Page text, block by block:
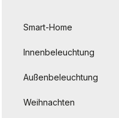
Smart-Home
Innenbeleuchtung
Außenbeleuchtung
Weihnachten